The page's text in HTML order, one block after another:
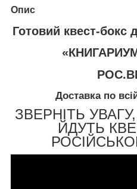
Опис
Готовий квест-бокс
Доставка по
ЗВЕРНІТЬ
ЙДУТЬ